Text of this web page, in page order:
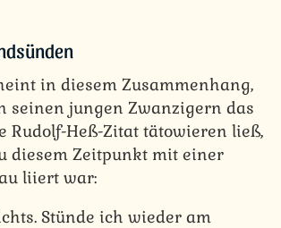
in diesem Zusammenhang,
seinen jungen Zwanzigern das
Rudolf-Heß-Zitat tätowieren ließ,
diesem Zeitpunkt mit einer
liiert war:
Stünde ich wieder am